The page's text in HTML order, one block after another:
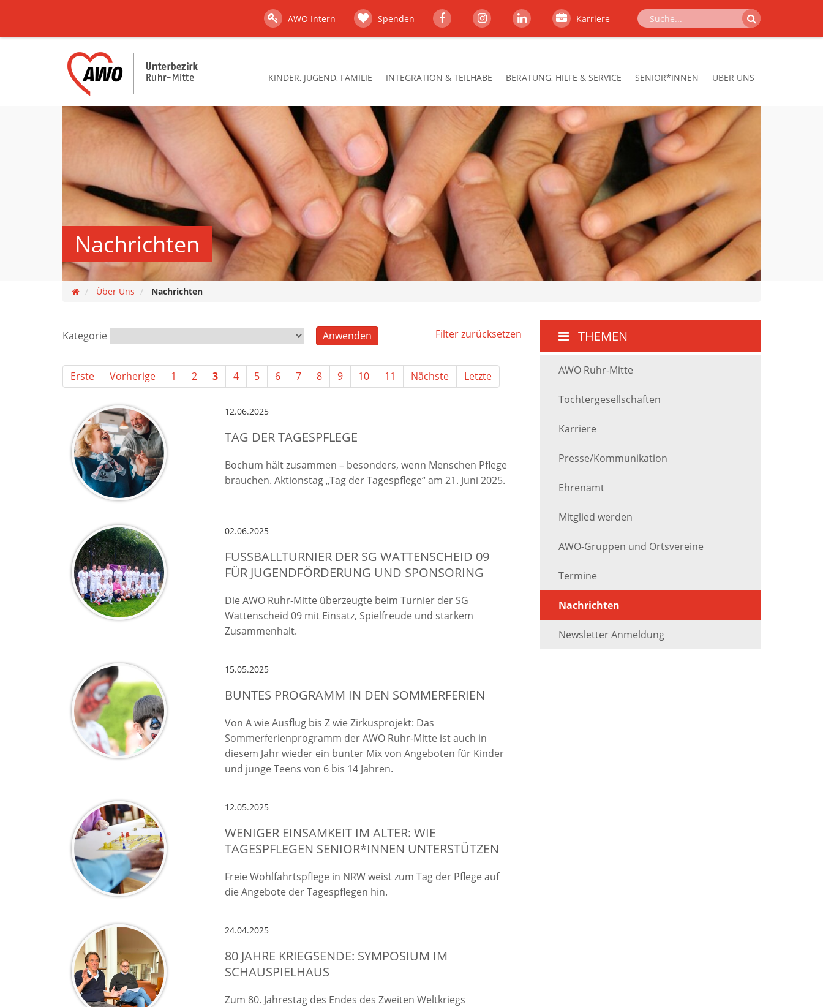
AWO Intern Spenden Karriere
KINDER, JUGEND, FAMILIE INTEGRATION & TEILHABE BERATUNG, HILFE & SERVICE SENIOR*INNEN ÜBER UNS
Nachrichten
Über Uns Nachrichten
Kategorie Filter zurücksetzen
Erste Vorherige 1 2 3 4 5 6 7 8 9 10 11 Nächste Letzte
12.06.2025
TAG DER TAGESPFLEGE
Bochum hält zusammen – besonders, wenn Menschen Pflege
brauchen. Aktionstag „Tag der Tagespflege“ am 21. Juni 2025.
02.06.2025
FUSSBALLTURNIER DER SG WATTENSCHEID 09 F
ÜR JUGENDFÖRDERUNG UND SPONSORING
Die AWO Ruhr-Mitte überzeugte beim Turnier der SG
Wattenscheid 09 mit Einsatz, Spielfreude und starkem
Zusammenhalt.
15.05.2025
BUNTES PROGRAMM IN DEN SOMMERFERIEN
Von A wie Ausflug bis Z wie Zirkusprojekt: Das
Sommerferienprogramm der AWO Ruhr-Mitte ist auch in
diesem Jahr wieder ein bunter Mix von Angeboten für Kinder
und junge Teens von 6 bis 14 Jahren.
12.05.2025
WENIGER EINSAMKEIT IM ALTER: WIE
TAGESPFLEGEN SENIOR*INNEN UNTERSTÜTZEN
Freie Wohlfahrtspflege in NRW weist zum Tag der Pflege auf
die Angebote der Tagespflegen hin.
24.04.2025
80 JAHRE KRIEGSENDE: SYMPOSIUM IM
SCHAUSPIELHAUS
Zum 80. Jahrestag des Endes des Zweiten Weltkriegs
THEMEN
AWO Ruhr-Mitte
Tochtergesellschaften
Karriere
Presse/Kommunikation
Ehrenamt
Mitglied werden
AWO-Gruppen und Ortsvereine
Termine
Nachrichten
Newsletter Anmeldung